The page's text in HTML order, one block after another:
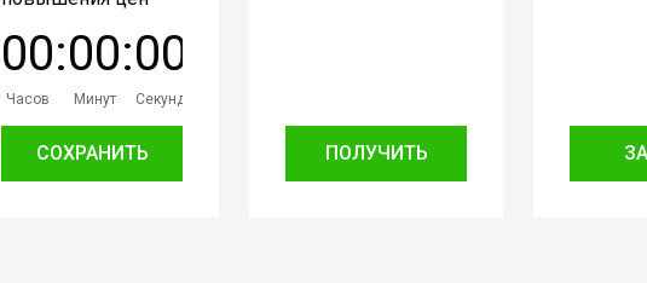
00
Часов
:00
Минут
:00
Секунд
СОХРАНИТЬ ПОЛУЧИТЬ